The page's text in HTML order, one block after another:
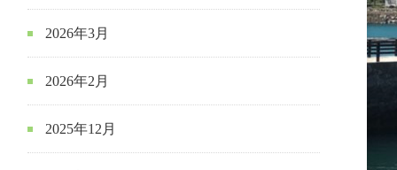
2026年3月
2026年2月
2025年12月